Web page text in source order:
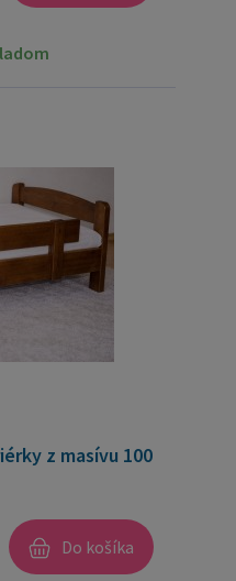
z masívu 100
Do košíka